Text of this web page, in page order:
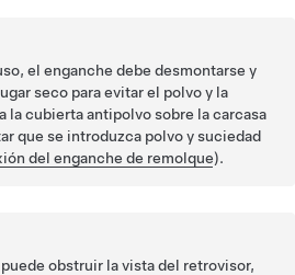
el enganche debe desmontarse y
seco para evitar el polvo y la
la cubierta antipolvo sobre la carcasa
que se introduzca polvo y suciedad
del enganche de remolque).
obstruir la vista del retrovisor,